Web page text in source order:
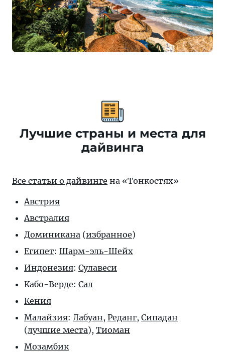
Лучшие страны и места для
дайвинга
Все статьи о дайвинге на «Тонкостях»
Австрия
Австралия
Доминикана (избранное)
Египет: Шарм-эль-Шейх
Индонезия: Сулавеси
Кабо-Верде: Сал
Кения
Малайзия: Лабуан, Реданг, Сипадан
(лучшие места), Тиоман
Мозамбик